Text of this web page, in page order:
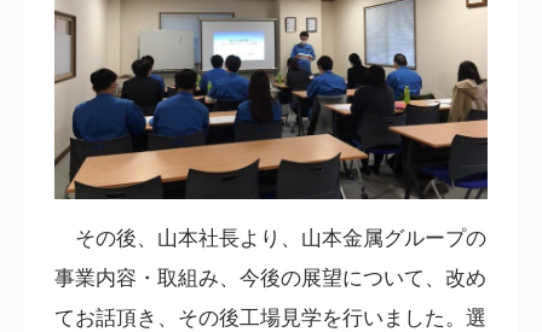
その後、山本社長より、山本金属グループの
事業内容・取組み、今後の展望について、改め
てお話頂き、その後工場見学を行いました。選